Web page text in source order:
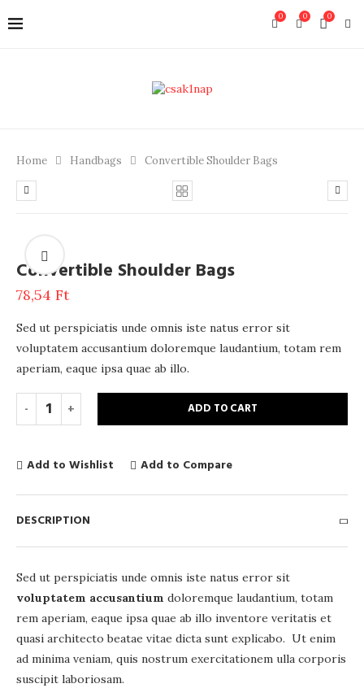
0
0
0
Home Handbags Convertible Shoulder Bags
Convertible Shoulder Bags
78,54 Ft
Sed ut perspiciatis unde omnis iste natus error sit
voluptatem accusantium doloremque laudantium, totam rem
aperiam, eaque ipsa quae ab illo.
ADD TO CART
Add to Wishlist Add to Compare
DESCRIPTION
Sed ut perspiciatis unde omnis iste natus error sit
voluptatem accusantium doloremque laudantium, totam
rem aperiam, eaque ipsa quae ab illo inventore veritatis et
quasi architecto beatae vitae dicta sunt explicabo. Ut enim
ad minima veniam, quis nostrum exercitationem ulla corporis
suscipit laboriosam.